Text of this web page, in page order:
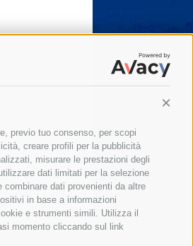
previo tuo consenso, per scopi
creare profili per la pubblicità
misurare le prestazioni degli
dati limitati per la selezione
dati provenienti da altre
in base a informazioni
e strumenti simili. Utilizza il
momento cliccando sul link